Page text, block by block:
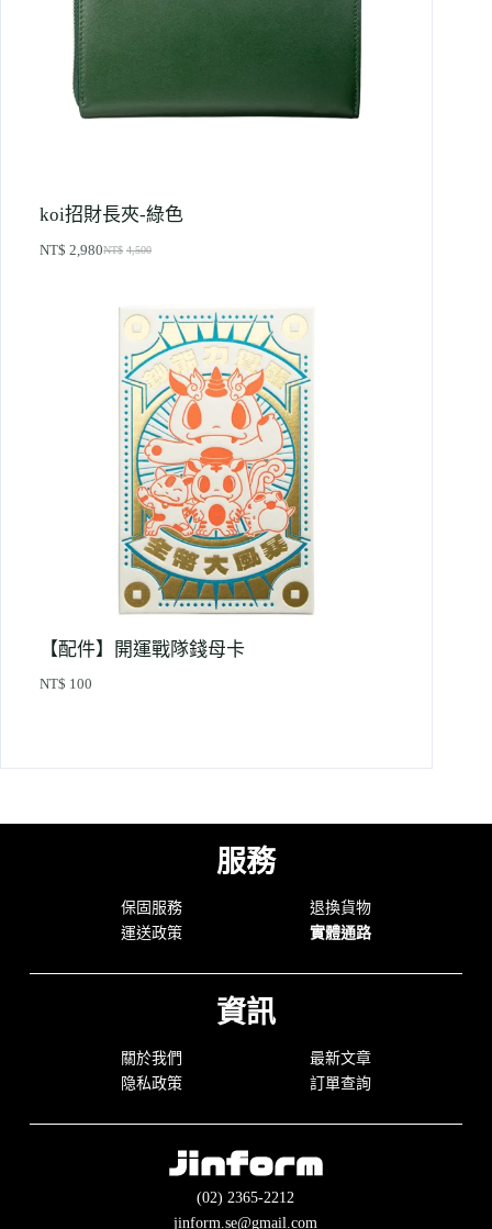
koi招財長夾-綠色
NT$ 4,500
NT$ 2,980
【配件】開運戰隊錢母卡
NT$ 100
服務
保固服務
退換貨物
運送政策
實體通路
資訊
關於我們
最新文章
隐私政策
訂單查詢
(02) 2365-2212
jinform.se@gmail.com